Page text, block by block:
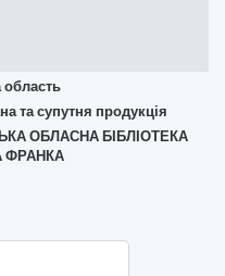
область
та супутня продукція
ОБЛАСНА БІБЛІОТЕКА
ФРАНКА